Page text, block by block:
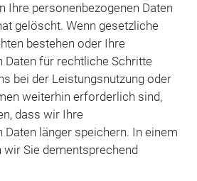
Ihre personenbezogenen Daten
gelöscht. Wenn gesetzliche
bestehen oder Ihre
Daten für rechtliche Schritte
bei der Leistungsnutzung oder
weiterhin erforderlich sind,
dass wir Ihre
Daten länger speichern. In einem
Sie dementsprechend